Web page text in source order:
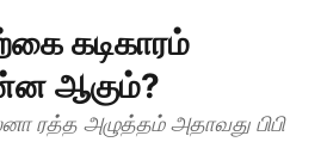
கடிகாரம்
ஆகும்?
ரத்த அழுத்தம் அதாவது பிபி